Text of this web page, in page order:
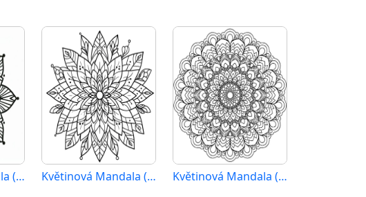
Květinová Mandala (29) Květinová Mandala (31) Květinová Mandala (15)